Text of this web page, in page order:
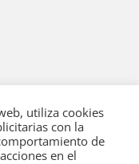
·Política de
utiliza cookies
con la
de
en el